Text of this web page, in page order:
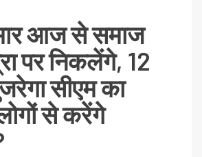
आज से समाज
पर निकलेंगे, 12
सीएम का
से करेंगे